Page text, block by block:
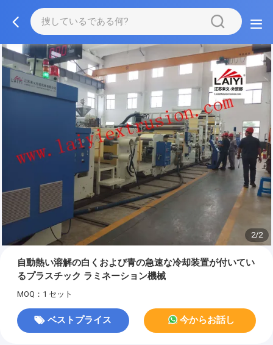
2/2
自動熱い溶解の白くおよび青の急速な冷却装置が付いてい
るプラスチック ラミネーション機械
MOQ：1 セット
ベストプライス 今からお話し